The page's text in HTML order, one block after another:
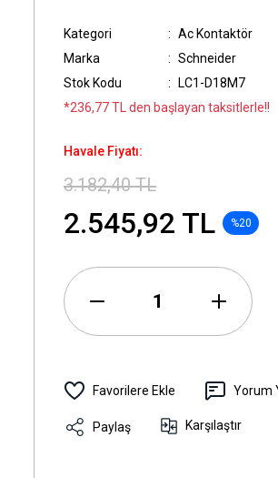
Kategori
Ac Kontaktör
Marka
Schneider
Stok Kodu
LC1-D18M7
*236,77 TL den başlayan taksitlerle!!
Havale Fiyatı:
3.182,40 TL
2.545,92 TL %20
Yorum
Paylaş Karşılaştır